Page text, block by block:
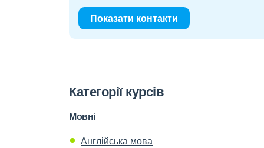
Показати контакти
Категорії курсів
Мовні
Англійська мова